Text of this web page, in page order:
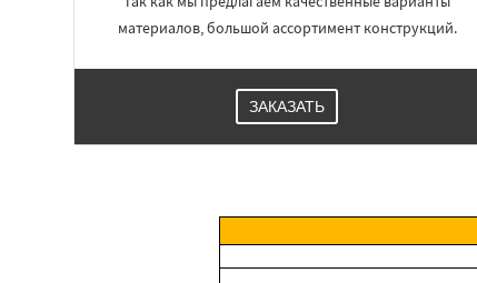
материалов, большой ассортимент конструкций.
ЗАКАЗАТЬ